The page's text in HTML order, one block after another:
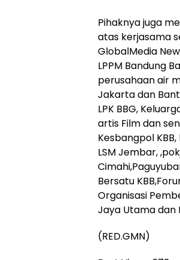
Pihaknya juga
atas kerjasama
GlobalMedia
LPPM Bandung
perusahaan air
Jakarta dan
LPK BBG,
artis Film dan
Kesbangpol
LSM Jembar,
Bersatu
Organisasi
Jaya Utama dan
(RED.GMN)